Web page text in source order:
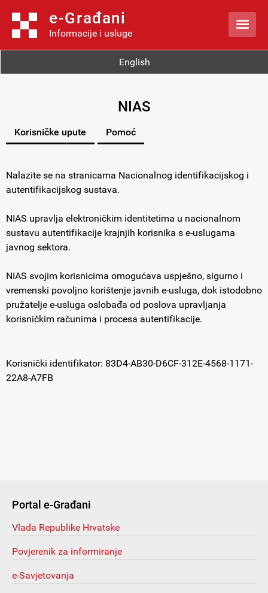
e-Građani
Informacije i usluge 
English
NIAS
Korisničke upute Pomoć
Nalazite se na stranicama Nacionalnog identifikacijskog i
autentifikacijskog sustava.
NIAS upravlja elektroničkim identitetima u nacionalnom
sustavu autentifikacije krajnjih korisnika s e-uslugama
javnog sektora.
NIAS svojim korisnicima omogućava uspješno, sigurno i
vremenski povoljno korištenje javnih e-usluga, dok istodobno
pružatelje e-usluga oslobađa od poslova upravljanja
korisničkim računima i procesa autentifikacije.
Korisnički identifikator: 83D4-AB30-D6CF-312E-4568-1171-
22A8-A7FB
Portal e-Građani
Vlada Republike Hrvatske
Povjerenik za informiranje
e-Savjetovanja